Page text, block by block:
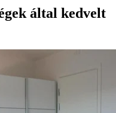
által kedvelt